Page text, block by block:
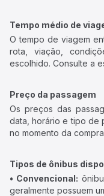
Tempo médio de
O tempo de viagem
rota, viação,
escolhido. Consulte a
Preço da passagem
Os preços das
data, horário e tipo de
no momento da
Tipos de ônibus
• Convencional:
geralmente possuem